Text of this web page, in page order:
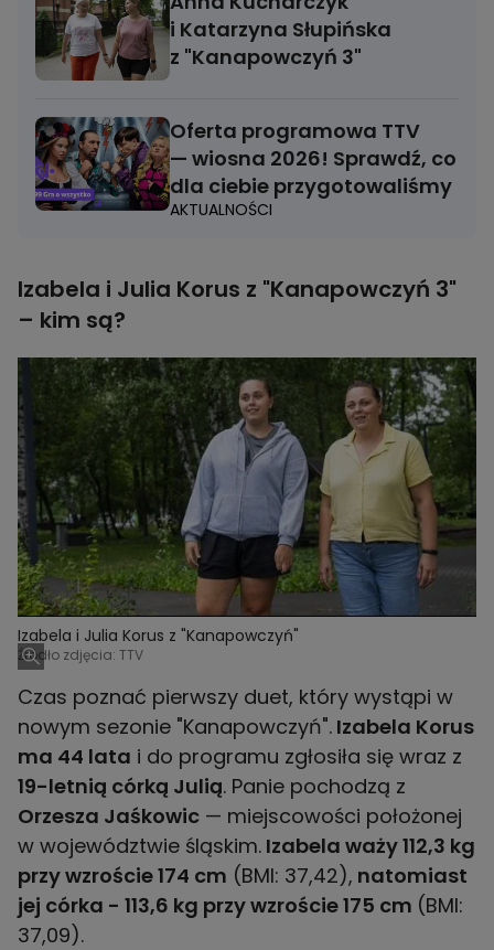
i Katarzyna Słupińska
z "Kanapowczyń 3"
Oferta programowa TTV
— wiosna 2026! Sprawdź, co
dla ciebie przygotowaliśmy
AKTUALNOŚCI
Izabela i Julia Korus z "Kanapowczyń 3"
– kim są?
Izabela i Julia Korus z "Kanapowczyń"
Źródło zdjęcia: TTV
Czas poznać pierwszy duet, który wystąpi w
nowym sezonie "Kanapowczyń". Izabela Korus
ma 44 lata i do programu zgłosiła się wraz z
19-letnią córką Julią. Panie pochodzą z
Orzesza Jaśkowic — miejscowości położonej
w województwie śląskim. Izabela waży 112,3 kg
przy wzroście 174 cm (BMI: 37,42), natomiast
jej córka - 113,6 kg przy wzroście 175 cm (BMI:
37,09).